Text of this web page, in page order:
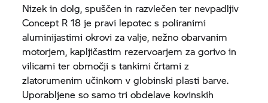
Nizek in dolg, spuščen in razvlečen ter nevpadljiv
Concept R 18 je pravi lepotec s poliranimi
aluminijastimi okrovi za valje, nežno obarvanim
motorjem, kapljičastim rezervoarjem za gorivo in
vilicami ter območji s tankimi črtami z
zlatorumenim učinkom v globinski plasti barve.
Uporabljene so samo tri obdelave kovinskih